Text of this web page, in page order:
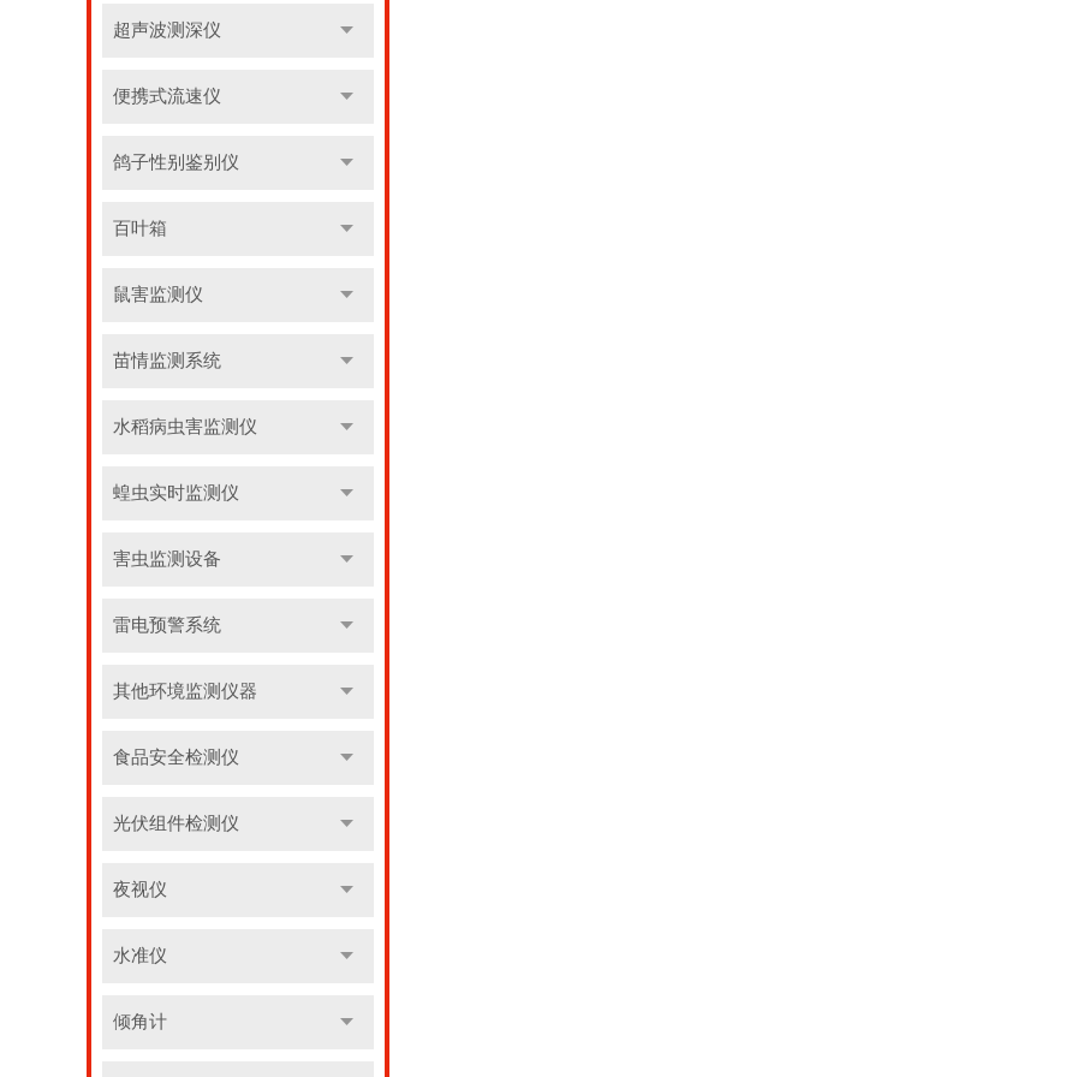
超声波测深仪
便携式流速仪
鸽子性别鉴别仪
百叶箱
鼠害监测仪
苗情监测系统
水稻病虫害监测仪
蝗虫实时监测仪
害虫监测设备
雷电预警系统
其他环境监测仪器
食品安全检测仪
光伏组件检测仪
夜视仪
水准仪
倾角计